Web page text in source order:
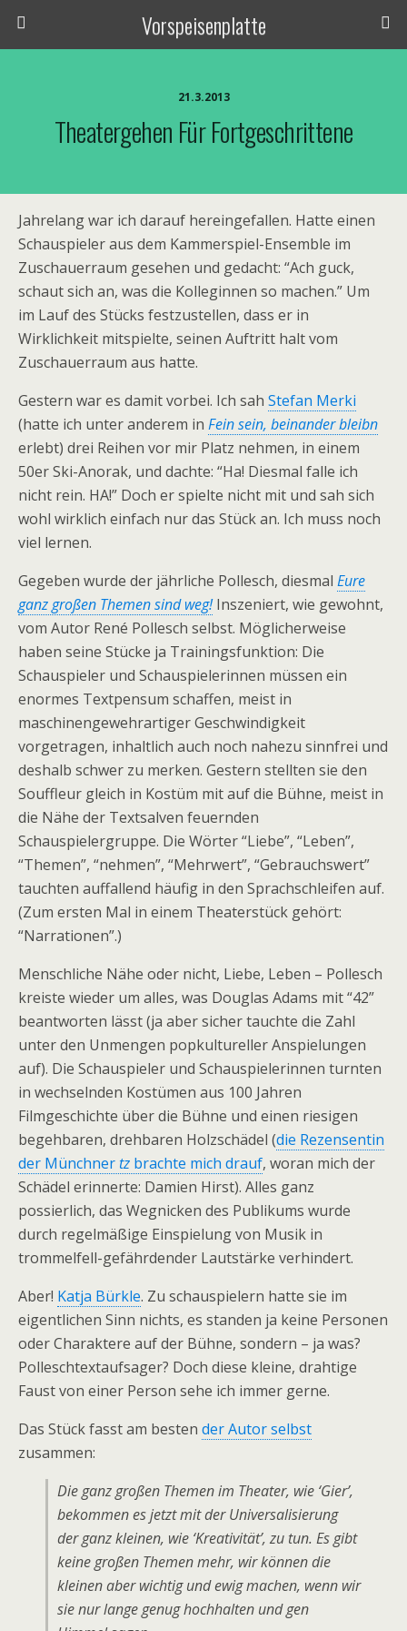
Vorspeisenplatte
21.3.2013
Theatergehen Für Fortgeschrittene
Jahrelang war ich darauf hereingefallen. Hatte einen
Schauspieler aus dem Kammerspiel-Ensemble im
Zuschauerraum gesehen und gedacht: “Ach guck,
schaut sich an, was die Kolleginnen so machen.” Um
im Lauf des Stücks festzustellen, dass er in
Wirklichkeit mitspielte, seinen Auftritt halt vom
Zuschauerraum aus hatte.
Gestern war es damit vorbei. Ich sah Stefan Merki
(hatte ich unter anderem in Fein sein, beinander bleibn
erlebt) drei Reihen vor mir Platz nehmen, in einem
50er Ski-Anorak, und dachte: “Ha! Diesmal falle ich
nicht rein. HA!” Doch er spielte nicht mit und sah sich
wohl wirklich einfach nur das Stück an. Ich muss noch
viel lernen.
Gegeben wurde der jährliche Pollesch, diesmal Eure
ganz großen Themen sind weg!Inszeniert, wie gewohnt,
vom Autor René Pollesch selbst. Möglicherweise
haben seine Stücke ja Trainingsfunktion: Die
Schauspieler und Schauspielerinnen müssen ein
enormes Textpensum schaffen, meist in
maschinengewehrartiger Geschwindigkeit
vorgetragen, inhaltlich auch noch nahezu sinnfrei und
deshalb schwer zu merken. Gestern stellten sie den
Souffleur gleich in Kostüm mit auf die Bühne, meist in
die Nähe der Textsalven feuernden
Schauspielergruppe. Die Wörter “Liebe”, “Leben”,
“Themen”, “nehmen”, “Mehrwert”, “Gebrauchswert”
tauchten auffallend häufig in den Sprachschleifen auf.
(Zum ersten Mal in einem Theaterstück gehört:
“Narrationen”.)
Menschliche Nähe oder nicht, Liebe, Leben – Pollesch
kreiste wieder um alles, was Douglas Adams mit “42”
beantworten lässt (ja aber sicher tauchte die Zahl
unter den Unmengen popkultureller Anspielungen
auf). Die Schauspieler und Schauspielerinnen turnten
in wechselnden Kostümen aus 100 Jahren
Filmgeschichte über die Bühne und einen riesigen
begehbaren, drehbaren Holzschädel (die Rezensentin
der Münchnertz brachte mich drauf, woran mich der
Schädel erinnerte: Damien Hirst). Alles ganz
possierlich, das Wegnicken des Publikums wurde
durch regelmäßige Einspielung von Musik in
trommelfell-gefährdender Lautstärke verhindert.
Aber! Katja Bürkle. Zu schauspielern hatte sie im
eigentlichen Sinn nichts, es standen ja keine Personen
oder Charaktere auf der Bühne, sondern – ja was?
Polleschtextaufsager? Doch diese kleine, drahtige
Faust von einer Person sehe ich immer gerne.
Das Stück fasst am besten der Autor selbst
zusammen:
Die ganz großen Themen im Theater, wie ‘Gier’,
bekommen es jetzt mit der Universalisierung
der ganz kleinen, wie ‘Kreativität’, zu tun. Es gibt
keine großen Themen mehr, wir können die
kleinen aber wichtig und ewig machen, wenn wir
sie nur lange genug hochhalten und gen